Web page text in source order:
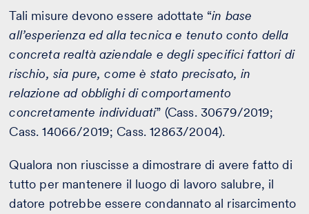
Tali misure devono essere adottate “in base
all’esperienza ed alla tecnica e tenuto conto della
concreta realtà aziendale e degli specifici fattori di
rischio, sia pure, come è stato precisato, in
relazione ad obblighi di comportamento
concretamente individuati” (Cass. 30679/2019;
Cass. 14066/2019; Cass. 12863/2004).
Qualora non riuscisse a dimostrare di avere fatto di
tutto per mantenere il luogo di lavoro salubre, il
datore potrebbe essere condannato al risarcimento